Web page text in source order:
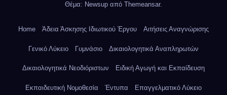
Θέμα: Newsup από Themeansar.
Home Άδεια Άσκησης Ιδιωτικού Έργου Αιτήσεις Αναγνώρισης
Γενικό Λύκειο Γυμνάσιο Δικαιολογητικά Αναπληρωτών
Δικαιολογητικά Νεοδιόριστων Ειδική Αγωγή και Εκπαίδευση
Εκπαιδευτική Νομοθεσία Έντυπα Επαγγελματικό Λύκειο